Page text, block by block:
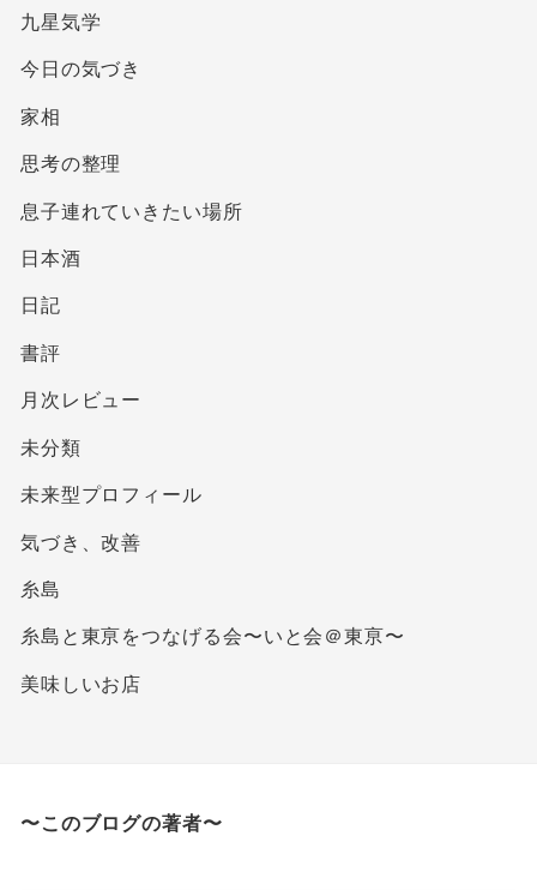
九星気学
今日の気づき
家相
思考の整理
息子連れていきたい場所
日本酒
日記
書評
月次レビュー
未分類
未来型プロフィール
気づき、改善
糸島
糸島と東亰をつなげる会〜いと会＠東亰〜
美味しいお店
〜このブログの著者〜